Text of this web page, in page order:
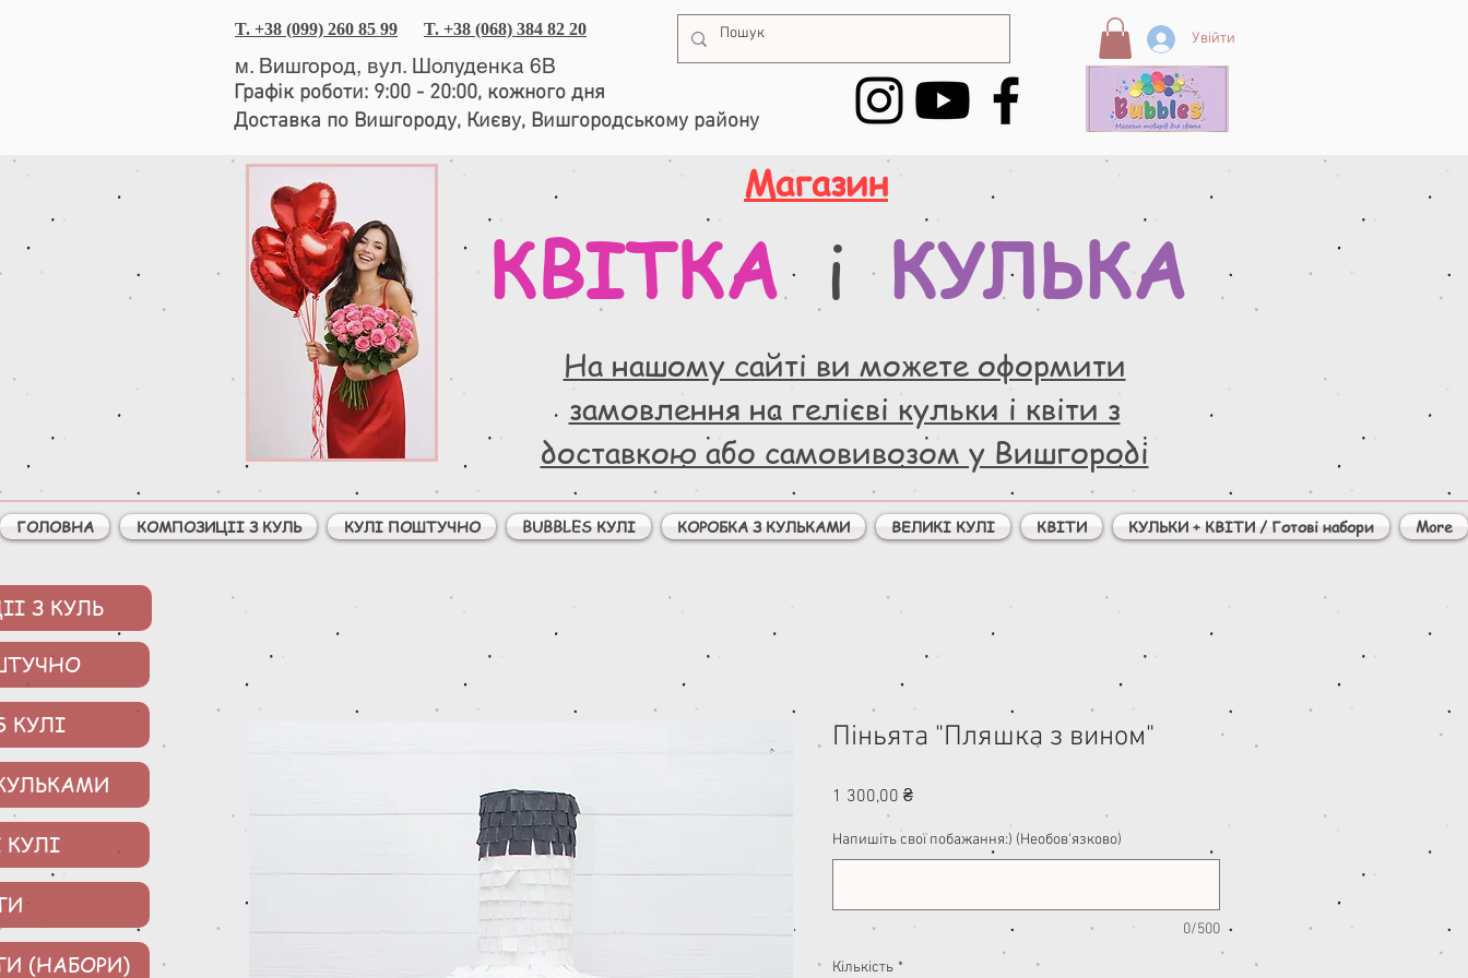
T. +38 (099) 260 85 99 T. +38 (068) 384 82 20
м. Вишгород, вул. Шолуденка 6В
Увійти
Графік роботи: 9:00 - 20:00, кожного дня
Доставка по Вишгороду, Києву, Вишгородському району
Магазин
КВІТКА і КУЛЬКА
На нашому сайті ви можете оформити
замовлення на гелієві кульки і квіти з
доставкою або самовивозом у Вишгороді
ГОЛОВНА КОМПОЗИЦІІ З КУЛЬ КУЛІ ПОШТУЧНО BUBBLES КУЛІ КОРОБКА З КУЛЬКАМИ ВЕЛИКІ КУЛІ КВІТИ КУЛЬКИ + КВІТИ / Готові набори More
Піньята "Пляшка з вином"
1 300,00 ₴Ціна
Напишіть свої побажання:) (Необов'язково)
0/500
Кількість *
З КУЛЬ
КУЛІ
(НАБОРИ)
КУЛІ